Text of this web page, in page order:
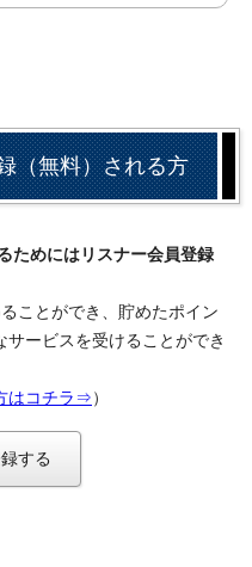
（無料）される方
ためにはリスナー会員登録
ことができ、貯めたポイン
サービスを受けることができ
はコチラ⇒）
する